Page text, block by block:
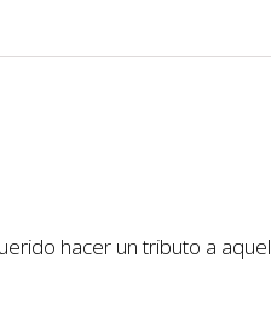
hacer un tributo a